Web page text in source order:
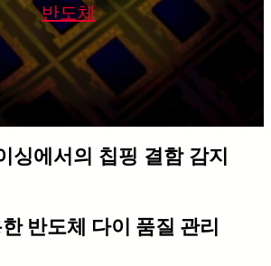
반도체
싱에서의 칩핑 결함 감지
반도체 다이 품질 관리